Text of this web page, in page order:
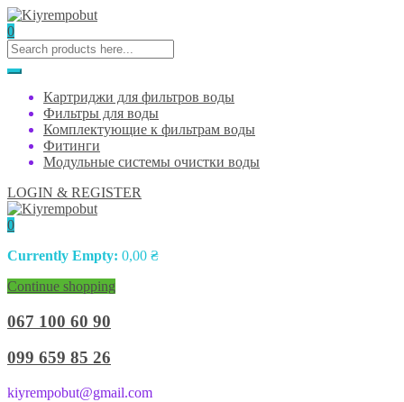
0
Картриджи для фильтров воды
Фильтры для воды
Комплектующие к фильтрам воды
Фитинги
Модульные системы очистки воды
LOGIN & REGISTER
0
Currently Empty: 0,00 ₴
Continue shopping
067 100 60 90
099 659 85 26
kiyrempobut@gmail.com